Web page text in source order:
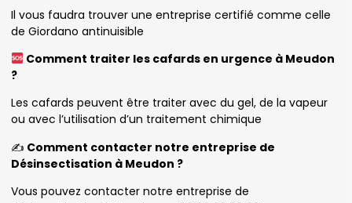
Il vous faudra trouver une entreprise certifié comme celle
de Giordano antinuisible
Comment traiter les cafards en urgence à Meudon
?
Les cafards peuvent être traiter avec du gel, de la vapeur
ou avec l’utilisation d’un traitement chimique
✍️ Comment contacter notre entreprise de
Désinsectisation à Meudon ?
Vous pouvez contacter notre entreprise de